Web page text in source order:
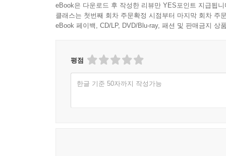
제4부 「고구려·발해 유적 조사와 새로운 역사
고구려.발해 연구의 새로운 출발점
eBook은 다운로드 후 작성한 리뷰만 YES포인트 지급됩니
클래스는 첫번째 회차 주문확정 시점부터 마지막 회차 주
eBook 페이백, CD/LP, DVD/Blu-ray, 패션 및 판매금지 상
평점
한글 기준 50자까지 작성가능